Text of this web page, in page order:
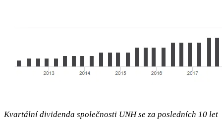
Kvartální dividenda společnosti UNH se za posledních 10 let